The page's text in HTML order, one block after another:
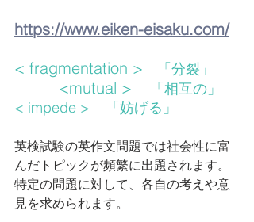
https://www.eiken-eisaku.com/
< fragmentation >
「分裂」
<mutual >
「相互の」
< impede >    「妨げる」
英検試験の英作文問題では社会性に富
んだトピックが頻繁に出題されます。
特定の問題に対して、各自の考えや意
見を求められます。